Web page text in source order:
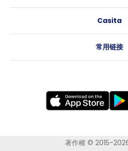
爱丁堡
利兹
考文垂
莱斯特
纽卡斯尔
布里斯班
阿德莱德
洛杉矶
Casita
常用链接
著作權 © 2015-